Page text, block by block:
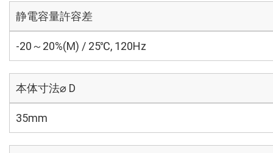
静電容量許容差
-20～20%(M) / 25℃, 120Hz
本体寸法⌀ D
35mm